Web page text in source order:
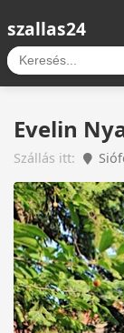
szallas24
Evelin
Szállás itt: